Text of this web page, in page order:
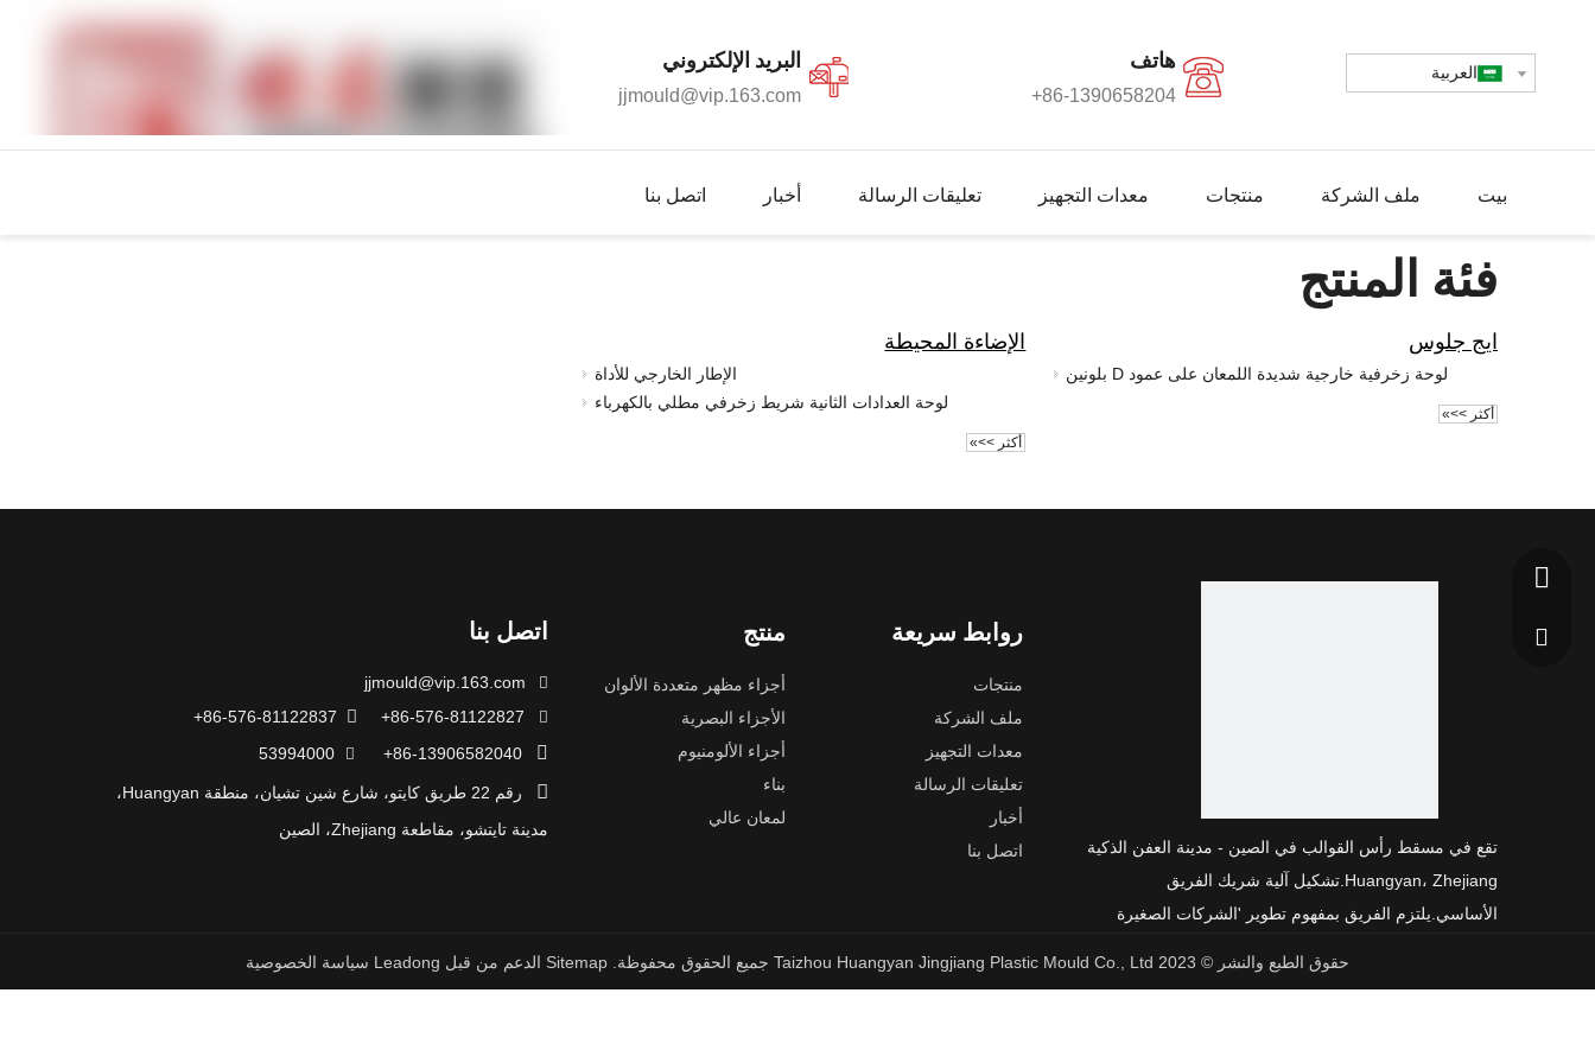
هاتف
86-1390658204+
البريد الإلكتروني​​​​​​​
jjmould@vip.163.com
العربية
بيت ملف الشركة منتجات معدات التجهيز تعليقات الرسالة أخبار اتصل بنا
فئة المنتج
ايج جلوس
لوحة زخرفية خارجية شديدة اللمعان على عمود D بلونين
أكثر >>»
الإضاءة المحيطة
الإطار الخارجي للأداة
لوحة العدادات الثانية شريط زخرفي مطلي بالكهرباء
أكثر >>»
تقع في مسقط رأس القوالب في الصين - مدينة العفن الذكية
Huangyan، Zhejiang.تشكيل آلية شريك الفريق
الأساسي.يلتزم الفريق بمفهوم تطوير 'الشركات الصغيرة
روابط سريعة
منتجات
ملف الشركة
معدات التجهيز
تعليقات الرسالة
أخبار
اتصل بنا
منتج
أجزاء مظهر متعددة الألوان
الأجزاء البصرية
أجزاء الألومنيوم
بناء
لمعان عالي
اتصل بنا

jjmould@vip.163.com


86-576-81122837+

86-13906582040+

53994000

رقم 22 طريق كايتو، شارع شين تشيان، منطقة Huangyan،
مدينة تايتشو، مقاطعة Zhejiang، الصين
حقوق الطبع والنشر © 2023
Sitemap الدعم من قبل Leadong سياسة الخصوصية